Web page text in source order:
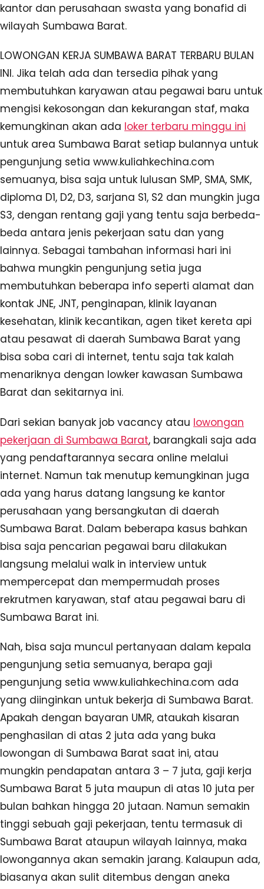
kantor dan perusahaan swasta yang bonafid di
wilayah Sumbawa Barat.
LOWONGAN KERJA SUMBAWA BARAT TERBARU BULAN
INI. Jika telah ada dan tersedia pihak yang
membutuhkan karyawan atau pegawai baru untuk
mengisi kekosongan dan kekurangan staf, maka
kemungkinan akan ada loker terbaru minggu ini
untuk area Sumbawa Barat setiap bulannya untuk
pengunjung setia www.kuliahkechina.com
semuanya, bisa saja untuk lulusan SMP, SMA, SMK,
diploma D1, D2, D3, sarjana S1, S2 dan mungkin juga
S3, dengan rentang gaji yang tentu saja berbeda-
beda antara jenis pekerjaan satu dan yang
lainnya. Sebagai tambahan informasi hari ini
bahwa mungkin pengunjung setia juga
membutuhkan beberapa info seperti alamat dan
kontak JNE, JNT, penginapan, klinik layanan
kesehatan, klinik kecantikan, agen tiket kereta api
atau pesawat di daerah Sumbawa Barat yang
bisa soba cari di internet, tentu saja tak kalah
menariknya dengan lowker kawasan Sumbawa
Barat dan sekitarnya ini.
Dari sekian banyak job vacancy atau lowongan
pekerjaan di Sumbawa Barat, barangkali saja ada
yang pendaftarannya secara online melalui
internet. Namun tak menutup kemungkinan juga
ada yang harus datang langsung ke kantor
perusahaan yang bersangkutan di daerah
Sumbawa Barat. Dalam beberapa kasus bahkan
bisa saja pencarian pegawai baru dilakukan
langsung melalui walk in interview untuk
mempercepat dan mempermudah proses
rekrutmen karyawan, staf atau pegawai baru di
Sumbawa Barat ini.
Nah, bisa saja muncul pertanyaan dalam kepala
pengunjung setia semuanya, berapa gaji
pengunjung setia www.kuliahkechina.com ada
yang diinginkan untuk bekerja di Sumbawa Barat.
Apakah dengan bayaran UMR, ataukah kisaran
penghasilan di atas 2 juta ada yang buka
lowongan di Sumbawa Barat saat ini, atau
mungkin pendapatan antara 3 – 7 juta, gaji kerja
Sumbawa Barat 5 juta maupun di atas 10 juta per
bulan bahkan hingga 20 jutaan. Namun semakin
tinggi sebuah gaji pekerjaan, tentu termasuk di
Sumbawa Barat ataupun wilayah lainnya, maka
lowongannya akan semakin jarang. Kalaupun ada,
biasanya akan sulit ditembus dengan aneka